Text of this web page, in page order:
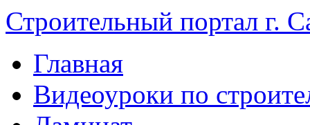
Строительный портал г.
Главная
Видеоуроки по